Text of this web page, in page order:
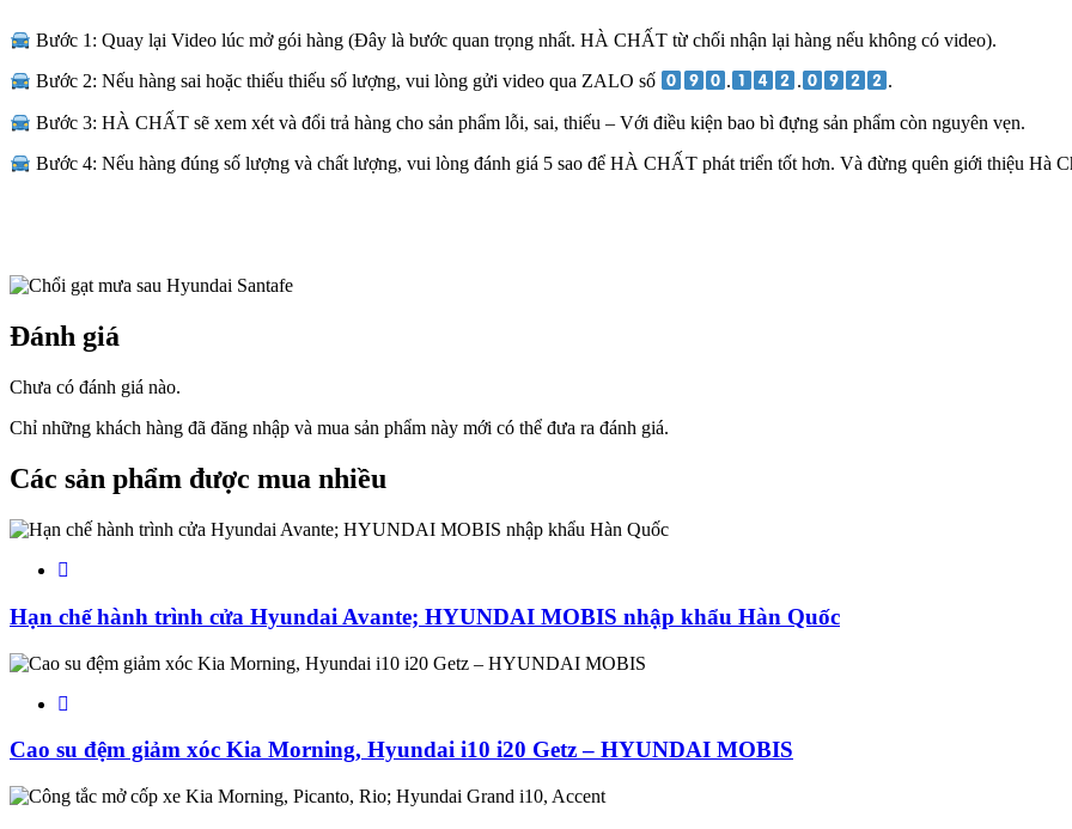
Bước 1: Quay lại Video lúc mở gói hàng (Đây là bước quan trọng nhất. HÀ CHẤT từ chối nhận lại hàng nếu không có video).
Bước 2: Nếu hàng sai hoặc thiếu thiếu số lượng, vui lòng gửi video qua ZALO số . . .
Bước 3: HÀ CHẤT sẽ xem xét và đổi trả hàng cho sản phẩm lỗi, sai, thiếu – Với điều kiện bao bì đựng sản phẩm còn nguyên vẹn.
Bước 4: Nếu hàng đúng số lượng và chất lượng, vui lòng đánh giá 5 sao để HÀ CHẤT phát triển tốt hơn. Và đừng quên giới thiệu Hà
Đánh giá
Chưa có đánh giá nào.
Chỉ những khách hàng đã đăng nhập và mua sản phẩm này mới có thể đưa ra đánh giá.
Các sản phẩm được mua nhiều
Hạn chế hành trình cửa Hyundai Avante; HYUNDAI MOBIS nhập khẩu Hàn Quốc
Cao su đệm giảm xóc Kia Morning, Hyundai i10 i20 Getz – HYUNDAI MOBIS